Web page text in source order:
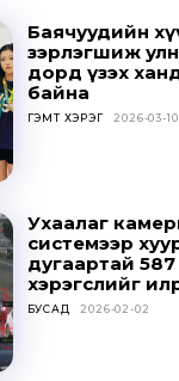
Баячуудийн
зэрлэгшиж
дорд үзэх
байна
ГЭМТ ХЭРЭГ 2026-03-10
Ухаалаг
системээр
дугаартай
хэрэгслийг
БУСАД 2026-02-02